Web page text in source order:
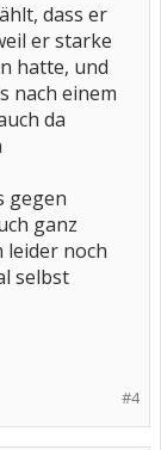
dass er
er starke
hatte, und
nach einem
da
gegen
ganz
leider noch
selbst
#4